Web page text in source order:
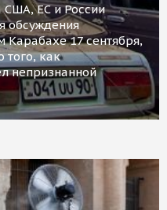
ЕС и России
обсуждения
Карабахе 17 сентября,
того, как
непризнанной